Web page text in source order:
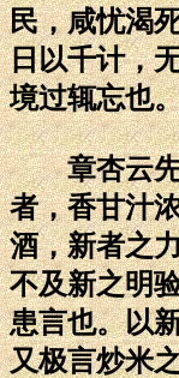
民，咸忧渴
日以千计，
境过辄忘也
章杏云先
者，香甘汁
酒，新者之
不及新之明
患言也。以
又极言炒米